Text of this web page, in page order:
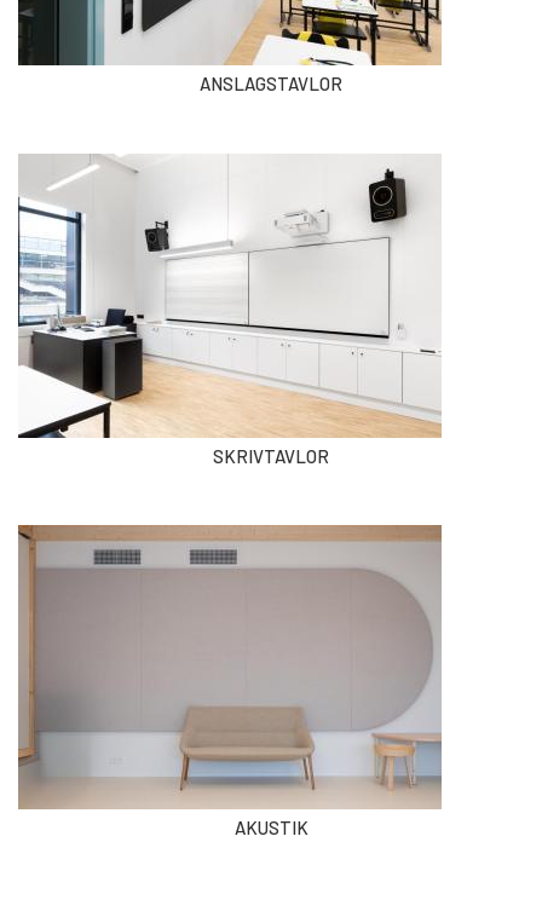
ANSLAGSTAVLOR
SKRIVTAVLOR
AKUSTIK